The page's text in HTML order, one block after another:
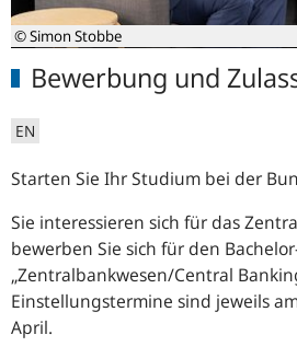
© Simon Stobbe
Bewerbung und
EN
Starten Sie Ihr Studium bei der
Sie interessieren sich für das
bewerben Sie sich für den
„Zentralbankwesen/Central
Einstellungstermine sind jeweils
April.